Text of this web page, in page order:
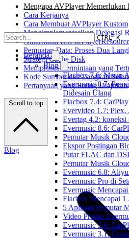
CTRL K
Beranda
Blog
Flacbox 7.6: Mesin
Evermusic 8.7:
Didesain Ulang
Flacbox 7.4:
Evervideo 1.7: Plex,
Evertag 4.2: koneksi
Evermusic 8.6:
Pemutar Musik
Ekspor Postingan
Putar FLAC dan
Pemutar Musik
Evermusic 6.8:
Evermusic Pro di
Evermusic
Flacbox Mencapai
5 Aplikasi Pemutar
Video Promo
Evermusic 3.6:
Evermusic 3.1:
Mengapa AVPlayer Memerlukan
Cara Kerjanya
Cara Membuat AVPlayer Kustom
Mengimplementasikan Delegasi
Antarmuka
Pemuatan Data: Proses Dua
Strategi Cache Disk
Memproses Permintaan yang
Kode Sumber dan Langkah
Pertanyaan yang Sering Diajukan
Scroll to top
Blog